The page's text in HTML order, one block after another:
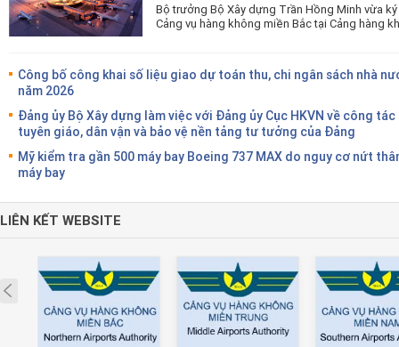
Bộ trưởng Bộ Xây dựng Trần Hồng Minh vừa
Cảng vụ hàng không miền Bắc tại Cảng hàng
Công bố công khai số liệu giao dự toán thu, chi ngân sách nhà
năm 2026
Đảng ủy Bộ Xây dựng làm việc với Đảng ủy Cục HKVN về công tác
tuyên giáo, dân vận và bảo vệ nền tảng tư tưởng của Đảng
Mỹ kiểm tra gần 500 máy bay Boeing 737 MAX do nguy cơ nứt
máy bay
LIÊN KẾT WEBSITE
Prev